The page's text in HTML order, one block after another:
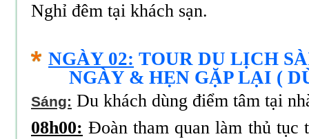
Nghỉ đêm tại khách sạn.
NGÀY 02: TOUR DU LỊCH
NGÀY & HẸN GẶP LẠI (
Sáng: Du khách dùng điểm tâm tại
08h00: Đoàn tham quan làm thủ tục